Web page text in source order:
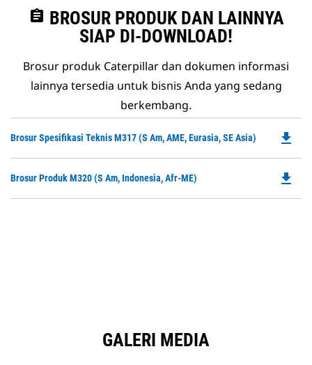
assignment BROSUR PRODUK DAN LAINNYA
SIAP DI-DOWNLOAD!
Brosur produk Caterpillar dan dokumen informasi
lainnya tersedia untuk bisnis Anda yang sedang
berkembang.
Brosur Spesifikasi Teknis M317 (S Am, AME, Eurasia, SE Asia)
a
file_download
Brosur Produk M320 (S Am, Indonesia, Afr-ME) file_download
GALERI MEDIA